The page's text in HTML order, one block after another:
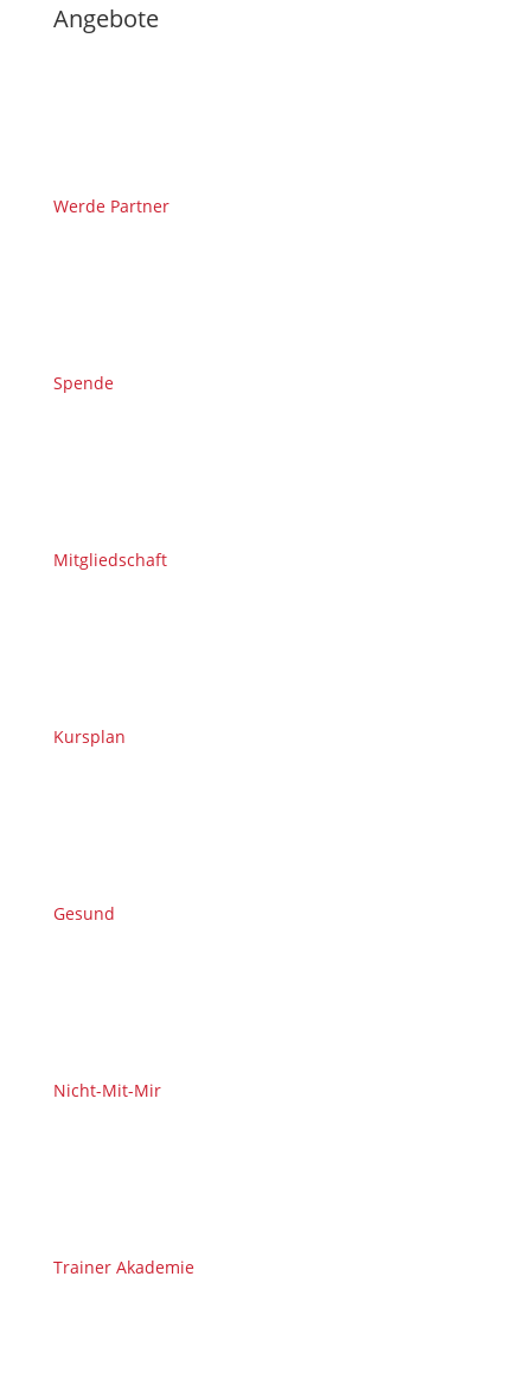
Angebote
Werde Partner
Spende
Mitgliedschaft
Kursplan
Gesund
Nicht-Mit-Mir
Trainer Akademie